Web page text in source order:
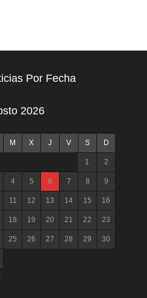
Por Fecha
2026
M X J V S D
1 2
4 5 6 7 8 9
11 12 13 14 15 16
18 19 20 21 22 23
25 26 27 28 29 30